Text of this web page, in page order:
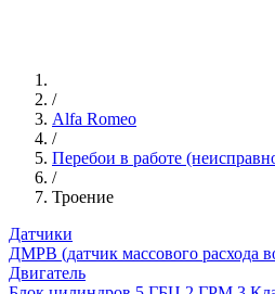
/
Alfa Romeo
/
Перебои в работе
/
Троение
Датчики
ДМРВ (датчик массового расхода
Двигатель